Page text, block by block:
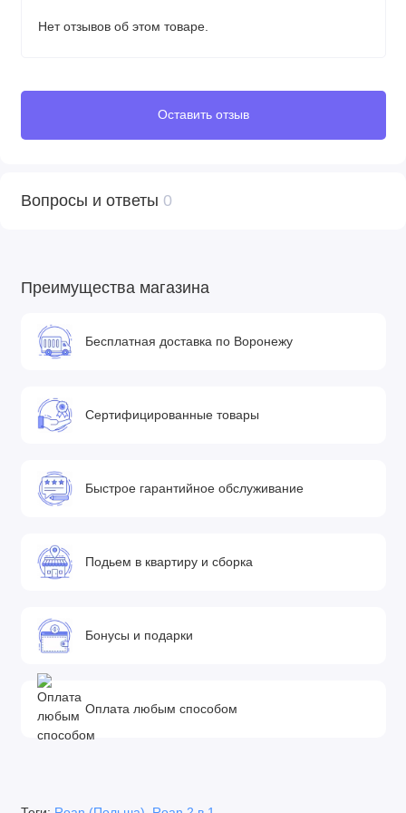
• Спинка прогулочного блока откидывается до 175 градусов,
• Пятиточечные ремни безопасности
откинуть для удобства посадки ребенка
капор, который можно снять
• В капоре есть дополнительный отсек для увеличения
• Тёплая накидка на ножки имеет хороший запас по размеру
Шасси
• Стальная рама коляски окрашена порошковой краской в
• Главная особенность рамы - это система SAS, 4
амортизатора установленных на заднем шасси и по центру
• Ручка регулируется по высоте и имеет 7 положений с
шагом 8 см
• На раме присутствуют предохранители от случайного
сложения или разложения рамы
• Надежный стояночный тормоз включается специальной
• Колёса ненадувные бескамерные, передние 10 дюймов,
Нет отзывов об этом товаре.
Оставить отзыв
Вопросы и ответы 0
Преимущества магазина
Бесплатная доставка по Воронежу
Сертифицированные товары
Быстрое гарантийное обслуживание
Подьем в квартиру и сборка
Бонусы и подарки
Оплата любым способом